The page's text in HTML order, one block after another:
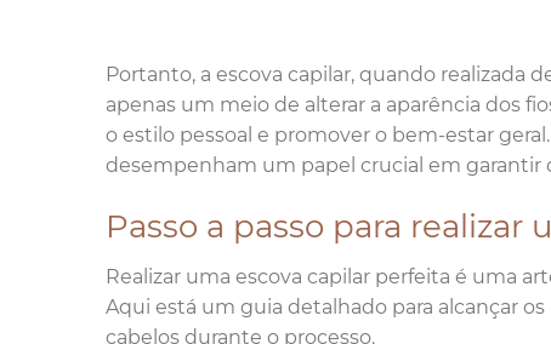
Portanto, a escova capilar, quando realizada
apenas um meio de alterar a aparência dos
o estilo pessoal e promover o bem-estar
desempenham um papel crucial em
Passo a passo para
Realizar uma escova capilar perfeita é uma
Aqui está um guia detalhado para alcançar
cabelos durante o processo.